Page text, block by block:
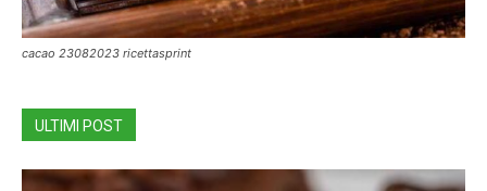
cacao 23082023 ricettasprint
ULTIMI POST